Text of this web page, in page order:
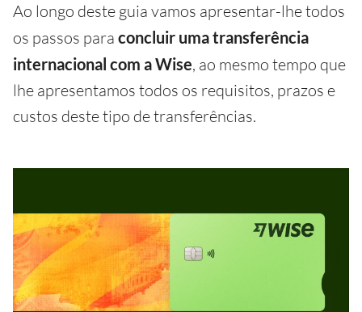
Ao longo deste guia vamos apresentar-lhe todos
os passos para concluir uma transferência
internacional com a Wise, ao mesmo tempo que
lhe apresentamos todos os requisitos, prazos e
custos deste tipo de transferências.